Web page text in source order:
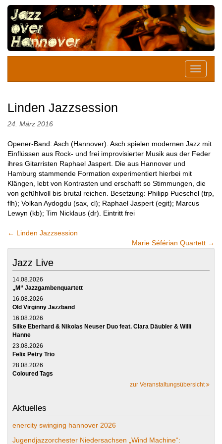
Linden Jazzsession
24. März 2016
Opener-Band: Asch (Hannover). Asch spielen modernen Jazz mit
Einflüssen aus Rock- und frei improvisierter Musik aus der Feder
ihres Gitarristen Raphael Jaspert. Die aus Hannover und
Hamburg stammende Formation experimentiert hierbei mit
Klängen, lebt von Kontrasten und erschafft so Stimmungen, die
von gefühlvoll bis brutal reichen. Besetzung: Philipp Pueschel (trp,
flh); Volkan Aydogdu (sax, cl); Raphael Jaspert (egit); Marcus
Lewyn (kb); Tim Nicklaus (dr). Eintritt frei
← Linden Jazzsession
Marie Séférian Quartett →
Jazz Live
14.08.2026
„M“ Jazzgambenquartett
16.08.2026
Old Virginny Jazzband
16.08.2026
Silke Eberhard & Nikolas Neuser Duo feat. Clara Däubler & Willi
Hanne
23.08.2026
Felix Petry Trio
28.08.2026
Coloured Tags
zur Veranstaltungsübersicht
Aktuelles
enercity swinging hannover 2026
Jugendjazzorchester Niedersachsen „Wind Machine“: